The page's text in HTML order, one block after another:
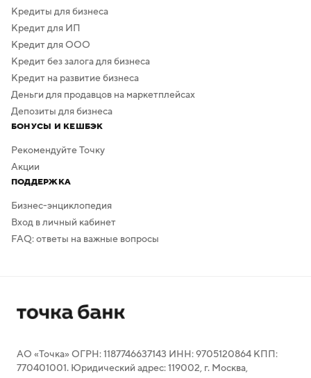
Кредиты для бизнеса
Кредит для ИП
Кредит для ООО
Кредит без залога для бизнеса
Кредит на развитие бизнеса
Деньги для продавцов на маркетплейсах
Депозиты для бизнеса
БОНУСЫ И КЕШБЭК
Рекомендуйте Точку
Акции
ПОДДЕРЖКА
Бизнес-энциклопедия
Вход в личный кабинет
FAQ: ответы на важные вопросы
АО «Точка» ОГРН: 1187746637143 ИНН: 9705120864 КПП:
770401001. Юридический адрес: 119002, г. Москва,